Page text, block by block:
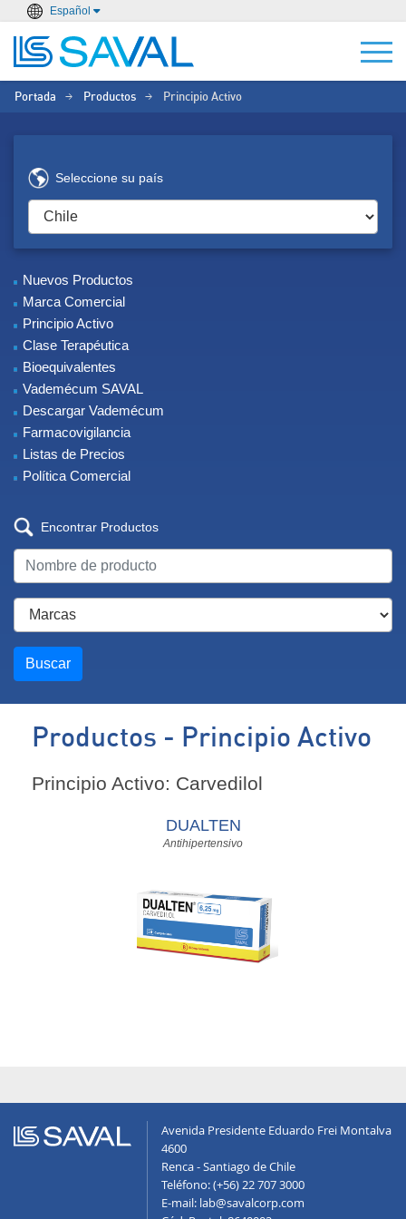
Español
Portada > Productos > Principio Activo
Seleccione su país
Nuevos Productos
Marca Comercial
Principio Activo
Clase Terapéutica
Bioequivalentes
Vademécum SAVAL
Descargar Vademécum
Farmacovigilancia
Listas de Precios
Política Comercial
Encontrar Productos
Buscar
Productos - Principio Activo
Principio Activo: Carvedilol
DUALTEN
Antihipertensivo
Avenida Presidente Eduardo Frei Montalva
4600
Renca - Santiago de Chile
Teléfono: (+56) 22 707 3000
E-mail: lab@savalcorp.com